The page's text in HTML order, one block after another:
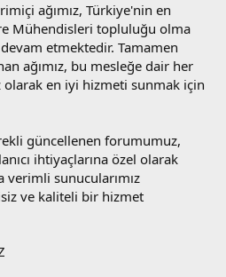
ağımız, Türkiye'nin en
Mühendisleri topluluğu olma
etmektedir. Tamamen
ağımız, bu mesleğe dair her
olarak en iyi hizmeti sunmak için
güncellenen forumumuz,
ihtiyaçlarına özel olarak
sunucularımız
ve kaliteli bir hizmet